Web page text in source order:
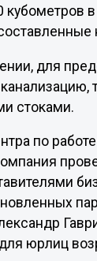
для
стоками.
по
юрлиц